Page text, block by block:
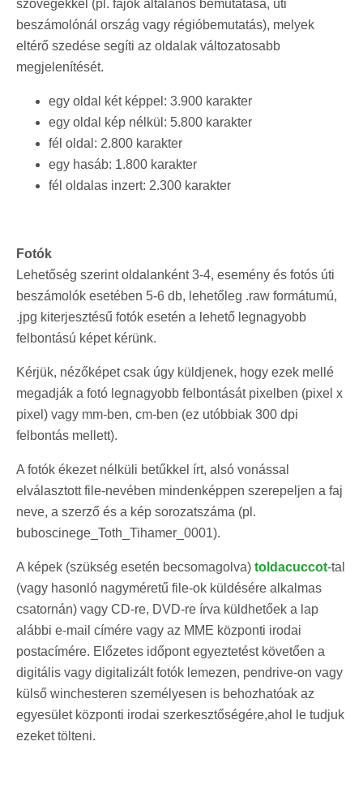
szövegekkel (pl. fajok általános bemutatása, úti
beszámolónál ország vagy régióbemutatás), melyek
eltérő szedése segíti az oldalak változatosabb
megjelenítését.
egy oldal két képpel: 3.900 karakter
egy oldal kép nélkül: 5.800 karakter
fél oldal: 2.800 karakter
egy hasáb: 1.800 karakter
fél oldalas inzert: 2.300 karakter
Fotók
Lehetőség szerint oldalanként 3-4, esemény és fotós úti
beszámolók esetében 5-6 db, lehetőleg .raw formátumú,
.jpg kiterjesztésű fotók esetén a lehető legnagyobb
felbontású képet kérünk.
Kérjük, nézőképet csak úgy küldjenek, hogy ezek mellé
megadják a fotó legnagyobb felbontását pixelben (pixel x
pixel) vagy mm-ben, cm-ben (ez utóbbiak 300 dpi
felbontás mellett).
A fotók ékezet nélküli betűkkel írt, alsó vonással
elválasztott file-nevében mindenképpen szerepeljen a faj
neve, a szerző és a kép sorozatszáma (pl.
buboscinege_Toth_Tihamer_0001).
A képek (szükség esetén becsomagolva) toldacuccot-tal
(vagy hasonló nagyméretű file-ok küldésére alkalmas
csatornán) vagy CD-re, DVD-re írva küldhetőek a lap
alábbi e-mail címére vagy az MME központi irodai
postacímére. Előzetes időpont egyeztetést követően a
digitális vagy digitalizált fotók lemezen, pendrive-on vagy
külső winchesteren személyesen is behozhatóak az
egyesület központi irodai szerkesztőségére,ahol le tudjuk
ezeket tölteni.